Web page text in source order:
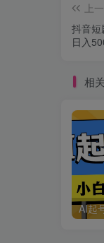
上
抖音短
日入
相